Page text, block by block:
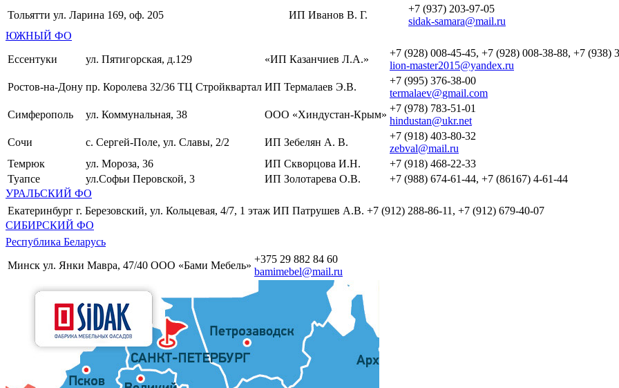
Тольятти ул. Ларина 169, оф. 205 ИП Иванов В. Г.
+7 (937) 203-97-05
sidak-samara@mail.ru
ЮЖНЫЙ ФО
Ессентуки
ул. Пятигорская, д.129 «ИП Казанчиев Л.А.»
+7 (928) 008-45-45, +7 (928) 008-38-88, +7 (938)
lion-master2015@yandex.ru
Ростов-на-Дону пр. Королева 32/36 ТЦ Стройквартал ИП Термалаев Э.В.
+7 (995) 376-38-00
termalaev@gmail.com
Симферополь
ул. Коммунальная, 38 ООО «Хиндустан-Крым»
+7 (978) 783-51-01
hindustan@ukr.net
Сочи
с. Сергей-Поле, ул. Славы, 2/2 ИП Зебелян А. В.
+7 (918) 403-80-32
zebval@mail.ru
Темрюк
ул. Мороза, 36 ИП Скворцова И.Н.
+7 (918) 468-22-33
Туапсе
ул.Софьи Перовской, 3 ИП Золотарева О.В.
+7 (988) 674-61-44, +7 (86167) 4-61-44
УРАЛЬСКИЙ ФО
Екатеринбург г. Березовский, ул. Кольцевая, 4/7, 1 этаж ИП Патрушев А.В. +7 (912) 288-86-11, +7 (912) 679-40-07
СИБИРСКИЙ ФО
Республика Беларусь
Минск ул. Янки Мавра, 47/40 ООО «Бами Мебель»
+375 29 882 84 60
bamimebel@mail.ru